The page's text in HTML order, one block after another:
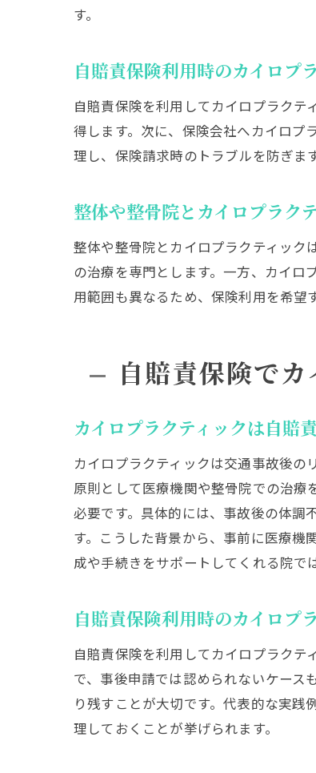
す。
自賠責保険利用時のカイロプ
自賠責保険を利用してカイロプラク
得します。次に、保険会社へカイロプ
理し、保険請求時のトラブルを防ぎま
整体や整骨院とカイロプラク
整体や整骨院とカイロプラクティック
の治療を専門とします。一方、カイ
用範囲も異なるため、保険利用を希望
自賠責保険で
カイロプラクティックは自賠
カイロプラクティックは交通事故後
原則として医療機関や整骨院での治
必要です。具体的には、事故後の体調
す。こうした背景から、事前に医療機
成や手続きをサポートしてくれる院で
自賠責保険利用時のカイロプ
自賠責保険を利用してカイロプラク
で、事後申請では認められないケース
り残すことが大切です。代表的な実
理しておくことが挙げられます。